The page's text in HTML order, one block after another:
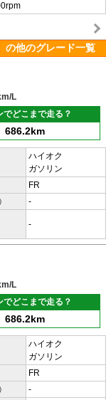
の他のグレード一覧
L
でどこまで走る？
686.2km
ハイオク
ガソリン
FR
-
-
L
でどこまで走る？
686.2km
ハイオク
ガソリン
FR
-